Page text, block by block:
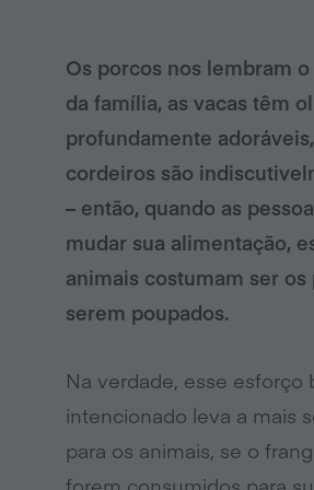
Os porcos nos lembram
da família, as vacas têm
profundamente
cordeiros são
– então, quando as
mudar sua alimentação,
animais costumam ser
serem poupados.
Na verdade, esse esforço
intencionado leva a mais
para os animais, se o